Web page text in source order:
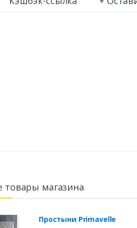
товары магазина
Простыни Primavelle